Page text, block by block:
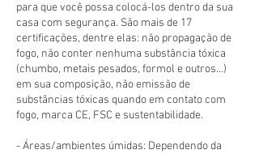
para que você possa colocá-los dentro da sua
casa com segurança. São mais de 17
certificações, dentre elas: não propagação de
fogo, não conter nenhuma substância tóxica
(chumbo, metais pesados, formol e outros...)
em sua composição, não emissão de
substâncias tóxicas quando em contato com
fogo, marca CE, FSC e sustentabilidade.
- Áreas/ambientes úmidas: Dependendo da